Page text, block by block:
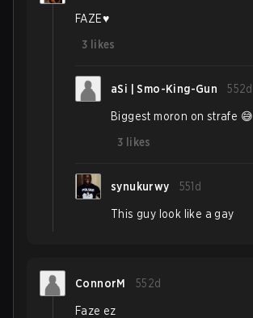
FAZE♥️
3 likes
aSi | Smo-King-Gun 552d
Biggest moron on strafe 😅
3 likes
synukurwy 551d
This guy look like a gay
ConnorM 552d
Faze ez